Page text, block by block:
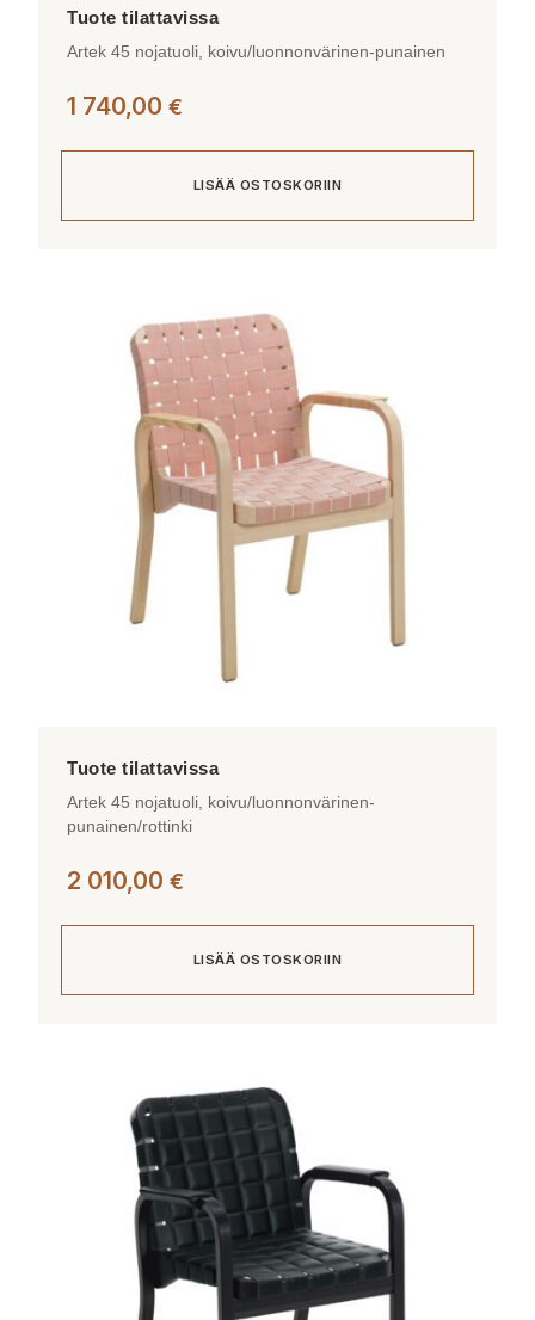
Artek 45 nojatuoli, koivu/luonnonvärinen-punainen
1 740,00 €
LISÄÄ OSTOSKORIIN
Artek 45 nojatuoli, koivu/luonnonvärinen-
punainen/rottinki
2 010,00 €
LISÄÄ OSTOSKORIIN